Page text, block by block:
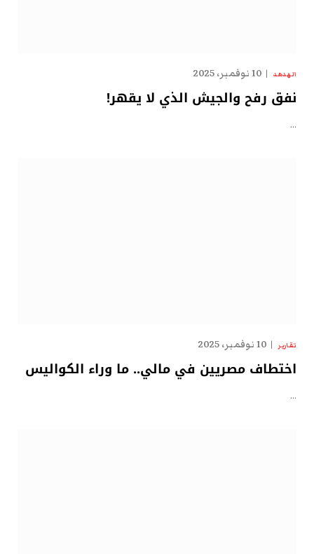
الهدهد 10 نوفمبر، 2025
نفق رفح والجيش الذي لا يقهر!
…
تقارير 10 نوفمبر، 2025
اختطاف مصريين في مالي.. ما وراء الكواليس
…